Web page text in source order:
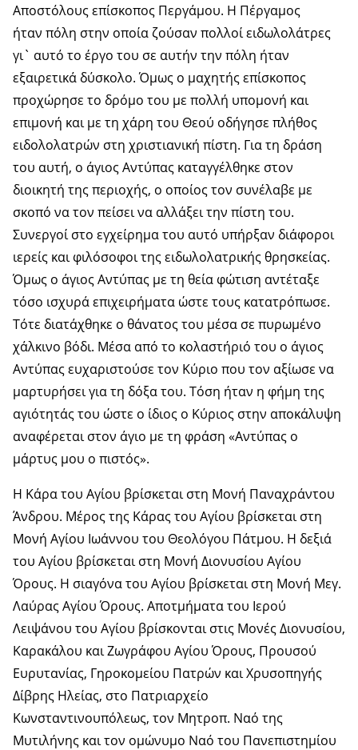
Αποστόλους επίσκοπος Περγάμου. Η Πέργαμος
ήταν πόλη στην οποία ζούσαν πολλοί ειδωλολάτρες
γι` αυτό το έργο του σε αυτήν την πόλη ήταν
εξαιρετικά δύσκολο. Όμως ο μαχητής επίσκοπος
προχώρησε το δρόμο του με πολλή υπομονή και
επιμονή και με τη χάρη του Θεού οδήγησε πλήθος
ειδολολατρών στη χριστιανική πίστη. Για τη δράση
του αυτή, ο άγιος Αντύπας καταγγέλθηκε στον
διοικητή της περιοχής, ο οποίος τον συνέλαβε με
σκοπό να τον πείσει να αλλάξει την πίστη του.
Συνεργοί στο εγχείρημα του αυτό υπήρξαν διάφοροι
ιερείς και φιλόσοφοι της ειδωλολατρικής θρησκείας.
Όμως ο άγιος Αντύπας με τη θεία φώτιση αντέταξε
τόσο ισχυρά επιχειρήματα ώστε τους κατατρόπωσε.
Τότε διατάχθηκε ο θάνατος του μέσα σε πυρωμένο
χάλκινο βόδι. Μέσα από το κολαστήριό του ο άγιος
Αντύπας ευχαριστούσε τον Κύριο που τον αξίωσε να
μαρτυρήσει για τη δόξα του. Τόση ήταν η φήμη της
αγιότητάς του ώστε ο ίδιος ο Κύριος στην αποκάλυψη
αναφέρεται στον άγιο με τη φράση «Αντύπας ο
μάρτυς μου ο πιστός».
Η Κάρα του Αγίου βρίσκεται στη Μονή Παναχράντου
Άνδρου. Μέρος της Κάρας του Αγίου βρίσκεται στη
Μονή Αγίου Ιωάννου του Θεολόγου Πάτμου. Η δεξιά
του Αγίου βρίσκεται στη Μονή Διονυσίου Αγίου
Όρους. Η σιαγόνα του Αγίου βρίσκεται στη Μονή Μεγ.
Λαύρας Αγίου Όρους. Αποτμήματα του Ιερού
Λειψάνου του Αγίου βρίσκονται στις Μονές Διονυσίου,
Καρακάλου και Ζωγράφου Αγίου Όρους, Προυσού
Ευρυτανίας, Γηροκομείου Πατρών και Χρυσοπηγής
Δίβρης Ηλείας, στο Πατριαρχείο
Κωνσταντινουπόλεως, τον Μητροπ. Ναό της
Μυτιλήνης και τον ομώνυμο Ναό του Πανεπιστημίου